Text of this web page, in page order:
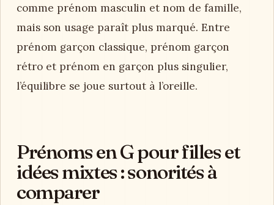
comme prénom masculin et nom de famille,
mais son usage paraît plus marqué. Entre
prénom garçon classique, prénom garçon
rétro et prénom en garçon plus singulier,
l’équilibre se joue surtout à l’oreille.
Prénoms en G pour filles et
idées mixtes : sonorités à
comparer